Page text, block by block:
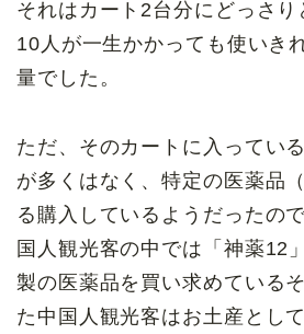
それはカート2台分にどっさり
10人が一生かかっても使いき
量でした。
ただ、そのカートに入ってい
が多くはなく、特定の医薬品
る購入しているようだったの
国人観光客の中では「神薬12
製の医薬品を買い求めている
た中国人観光客はお土産とし